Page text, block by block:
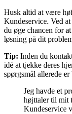
Husk altid at være
Kundeservice. Ved
du øge chancen for
løsning på dit
Tip: Inden du
idé at tjekke deres
spørgsmål allerede er
Jeg havde et
højttaler til mit
Kundeservice